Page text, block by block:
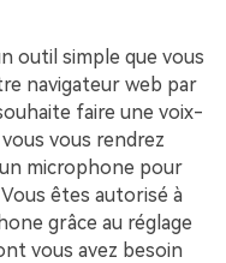
outil simple que vous
navigateur web par
faire une voix-
vous rendrez
microphone pour
êtes autorisé à
grâce au réglage
vous avez besoin